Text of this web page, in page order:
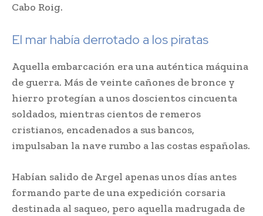
Cabo Roig.
El mar había derrotado a los piratas
Aquella embarcación era una auténtica máquina
de guerra. Más de veinte cañones de bronce y
hierro protegían a unos doscientos cincuenta
soldados, mientras cientos de remeros
cristianos, encadenados a sus bancos,
impulsaban la nave rumbo a las costas españolas.
Habían salido de Argel apenas unos días antes
formando parte de una expedición corsaria
destinada al saqueo, pero aquella madrugada de